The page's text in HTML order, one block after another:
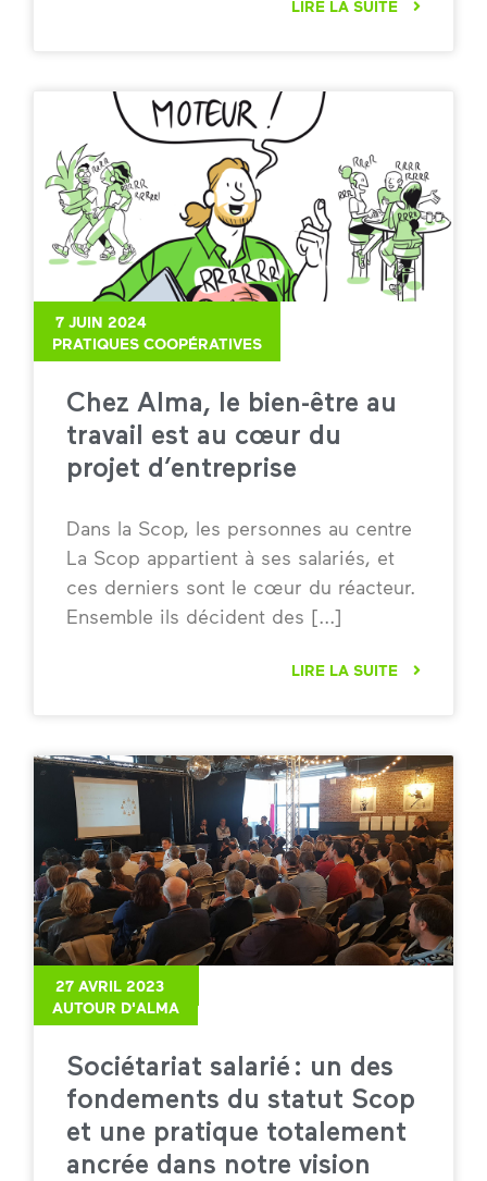
LIRE LA SUITE
PRATIQUES COOPÉRATIVES
Chez Alma, le bien-être au
travail est au cœur du
projet d’entreprise
Dans la Scop, les personnes au centre
La Scop appartient à ses salariés, et
ces derniers sont le cœur du réacteur.
Ensemble ils décident des
LIRE LA SUITE
7 JUIN 2024
AUTOUR D'ALMA
Sociétariat salarié : un des
fondements du statut Scop
et une pratique totalement
ancrée dans notre vision
27 AVRIL 2023